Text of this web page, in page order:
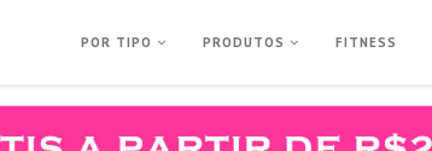
POR TIPO PRODUTOS FITNESS